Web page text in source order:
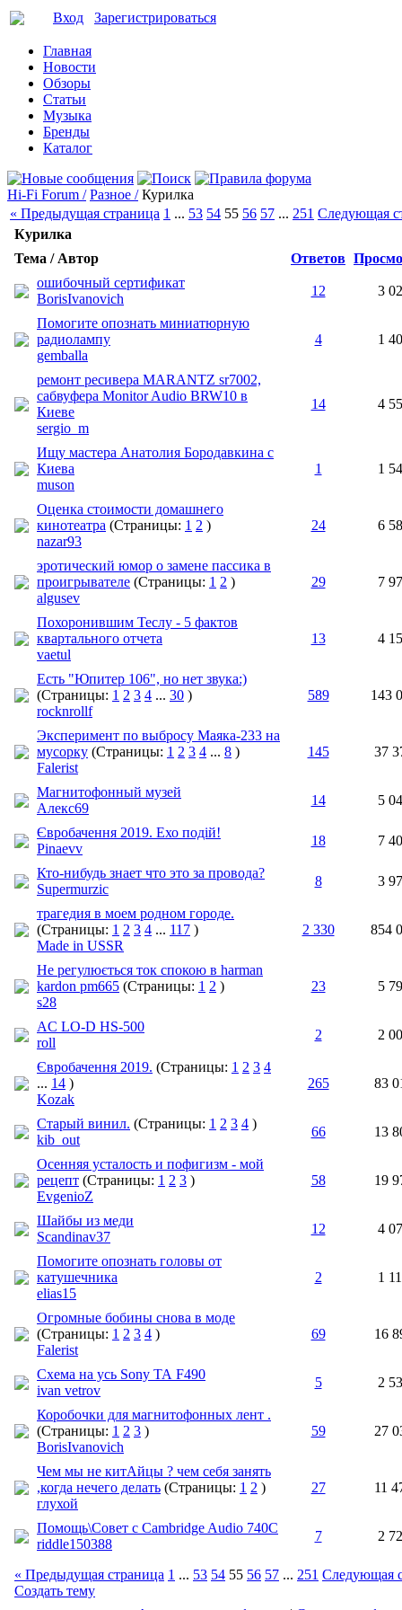
Вход Зарегистрироваться
Главная
Новости
Обзоры
Статьи
Музыка
Бренды
Каталог
Hi-Fi Forum / Разное / Курилка
« Предыдущая страница 1 ... 53 54 55 56 57 ... 251 Следующая
Курилка
Тема / Автор
Ответов
ошибочный сертификат
BorisIvanovich
12 3
Помогите опознать миниатюрную
радиолампу
gemballa
4 1
ремонт ресивера MARANTZ sr7002,
сабвуфера Monitor Audio BRW10 в
Киеве
sergio_m
14 4
Ищу мастера Анатолия Бородавкина с
Киева
muson
1 1
Оценка стоимости домашнего
кинотеатра (Страницы: 1 2 )
nazar93
24 6
эротический юмор о замене пассика в
проигрывателе (Страницы: 1 2 )
algusev
29 7
Похоронившим Теслу - 5 фактов
квартального отчета
vaetul
13 4
Есть "Юпитер 106", но нет звука:)
(Страницы: 1 2 3 4 ... 30 )
rocknrollf
589 143
Эксперимент по выбросу Маяка-233 на
мусорку (Страницы: 1 2 3 4 ... 8 )
Falerist
145 37
Магнитофонный музей
Алекс69
14 5
Євробачення 2019. Ехо подій!
Pinaevv
18 7
Кто-нибудь знает что это за провода?
Supermurzic
8 3
трагедия в моем родном городе.
(Страницы: 1 2 3 4 ... 117 )
Made in USSR
2 330 854
Не регулюється ток спокою в harman
kardon pm665 (Страницы: 1 2 )
s28
23 5
AC LO-D HS-500
roll
2 2
Євробачення 2019. (Страницы: 1 2 3 4
... 14 )
Kozak
265 83
Старый винил. (Страницы: 1 2 3 4 )
kib_out
66 13
Осенняя усталость и пофигизм - мой
рецепт (Страницы: 1 2 3 )
EvgenioZ
58 19
Шайбы из меди
Scandinav37
12 4
Помогите опознать головы от
катушечника
elias15
2 1
Огромные бобины снова в моде
(Страницы: 1 2 3 4 )
Falerist
69 16
Схема на усь Sony ТА F490
ivan vetrov
5 2
Коробочки для магнитофонных лент .
(Страницы: 1 2 3 )
BorisIvanovich
59 27
Чем мы не китАйцы ? чем себя занять
,когда нечего делать (Страницы: 1 2 )
глухой
27 11
Помощь\Совет с Cambridge Audio 740C
riddle150388
7 2
« Предыдущая страница 1 ... 53 54 55 56 57 ... 251 Следующая
Создать тему